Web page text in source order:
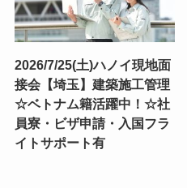
2026/7/25(土)ハノイ現地面
接会【埼玉】建築施工管理
☆ベトナム籍活躍中！☆社
員寮・ビザ申請・入国フラ
イトサポート有